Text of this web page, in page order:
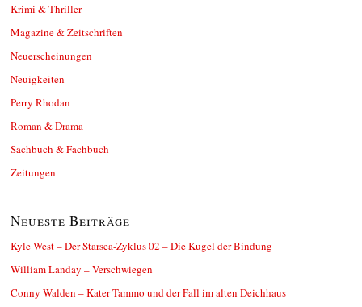
Krimi & Thriller
Magazine & Zeitschriften
Neuerscheinungen
Neuigkeiten
Perry Rhodan
Roman & Drama
Sachbuch & Fachbuch
Zeitungen
Neueste Beiträge
Kyle West – Der Starsea-Zyklus 02 – Die Kugel der Bindung
William Landay – Verschwiegen
Conny Walden – Kater Tammo und der Fall im alten Deichhaus